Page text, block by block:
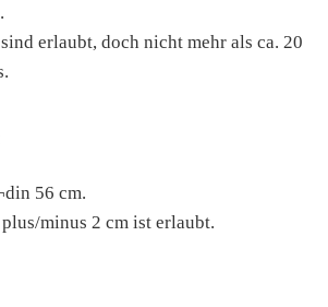
erlaubt, doch nicht mehr als ca. 20
56 cm.
minus 2 cm ist erlaubt.